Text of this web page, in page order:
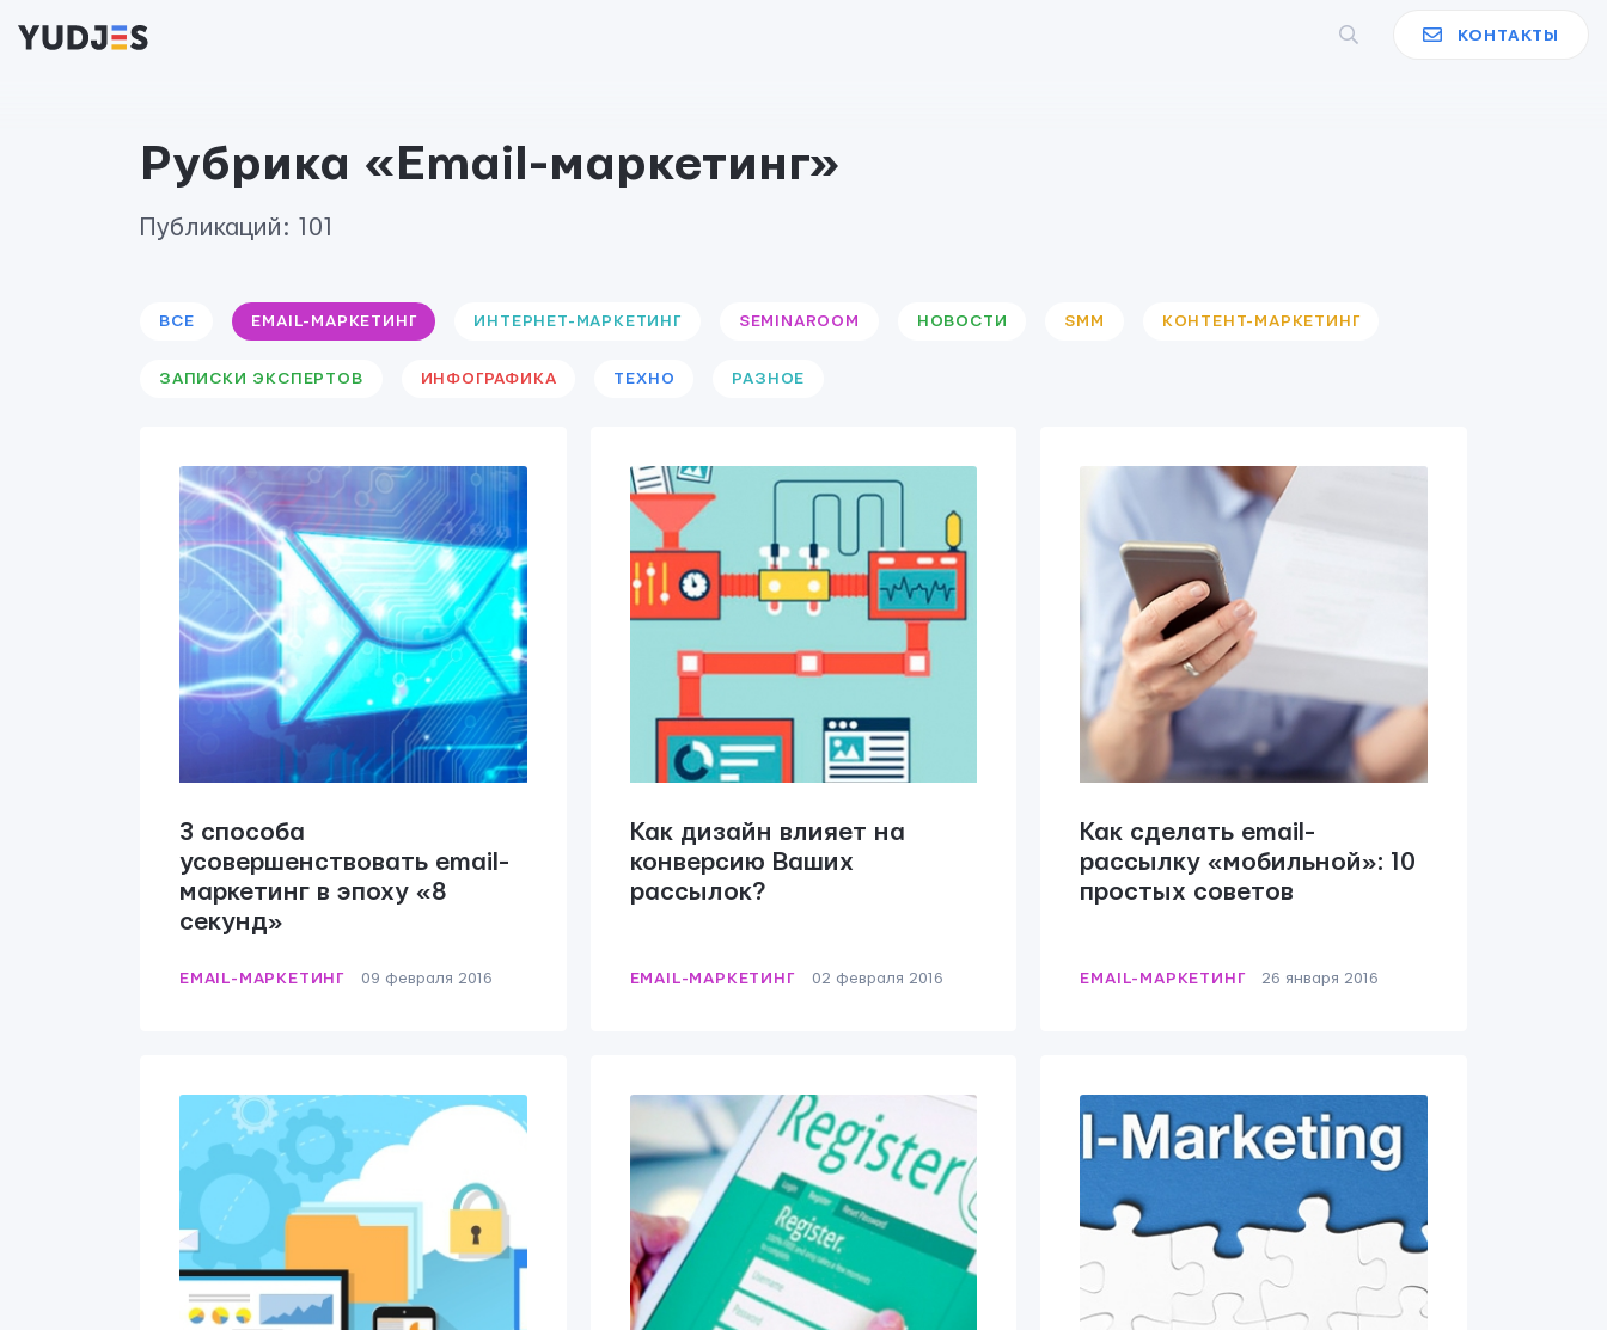
КОНТАКТЫ
Рубрика «Email-маркетинг»
Публикаций: 101
ВСЕ EMAIL-МАРКЕТИНГ ИНТЕРНЕТ-МАРКЕТИНГ SEMINAROOM НОВОСТИ SMM КОНТЕНТ-МАРКЕТИНГ
ЗАПИСКИ ЭКСПЕРТОВ ИНФОГРАФИКА ТЕХНО РАЗНОЕ
3 способа
усовершенствовать email-
маркетинг в эпоху «8
секунд»
EMAIL-МАРКЕТИНГ 09 февраля 2016
Как дизайн влияет на
конверсию Ваших
рассылок?
EMAIL-МАРКЕТИНГ 02 февраля 2016
Как сделать email-
рассылку «мобильной»: 10
простых советов
EMAIL-МАРКЕТИНГ 26 января 2016
Контактная информация
info@yudjes.com
Rävala pst 8-ruum 810, 10143, Tallinn